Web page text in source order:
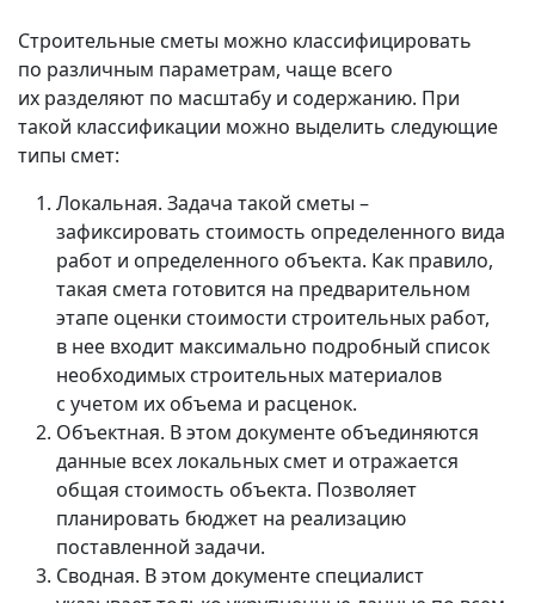
Строительные сметы можно классифицировать
по различным параметрам, чаще всего
их разделяют по масштабу и содержанию. При
такой классификации можно выделить следующие
типы смет:
Локальная. Задача такой сметы –
зафиксировать стоимость определенного вида
работ и определенного объекта. Как правило,
такая смета готовится на предварительном
этапе оценки стоимости строительных работ,
в нее входит максимально подробный список
необходимых строительных материалов
с учетом их объема и расценок.
Объектная. В этом документе объединяются
данные всех локальных смет и отражается
общая стоимость объекта. Позволяет
планировать бюджет на реализацию
поставленной задачи.
Сводная. В этом документе специалист